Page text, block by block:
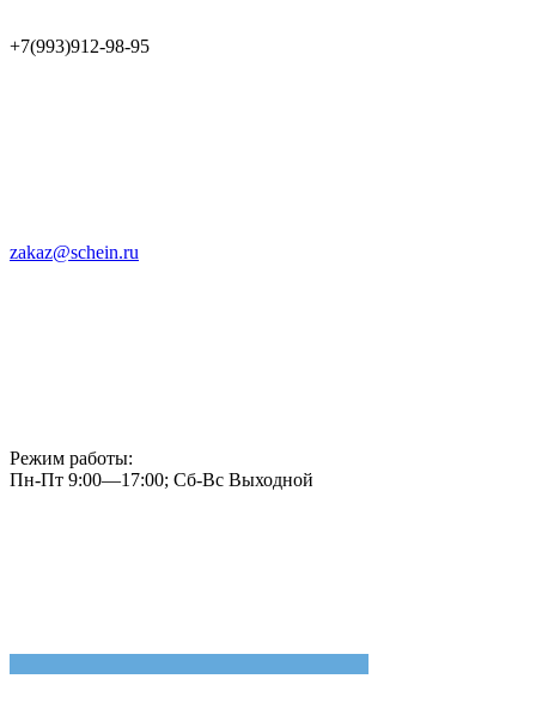
+7(993)912-98-95
zakaz@schein.ru
Режим работы:
Пн-Пт 9:00—17:00; Сб-Вс Выходной